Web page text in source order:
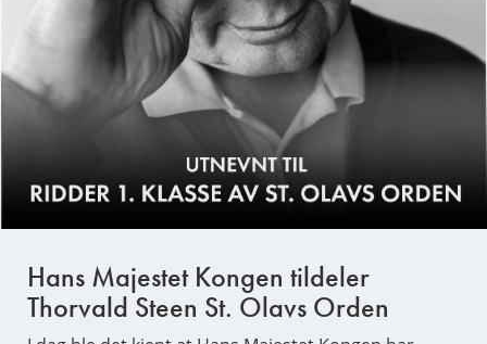
Hans Majestet Kongen tildeler
Thorvald Steen St. Olavs Orden